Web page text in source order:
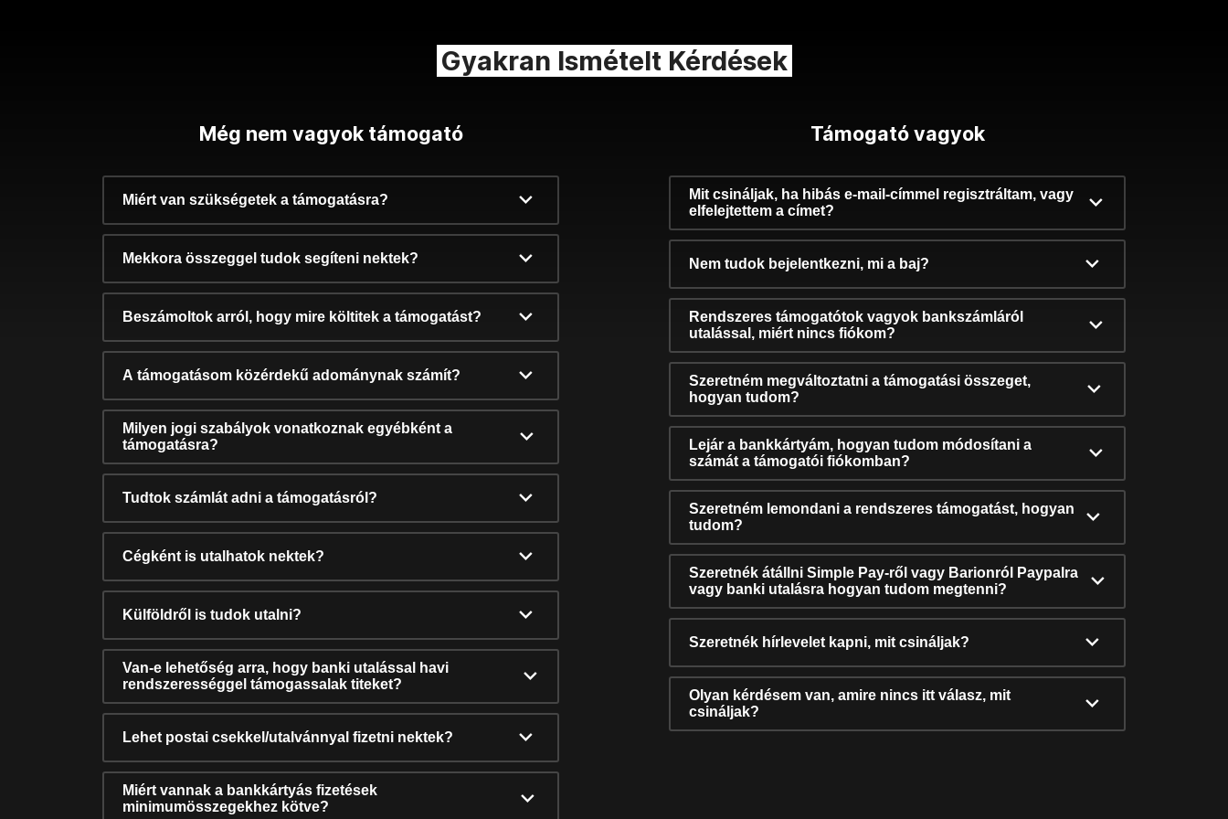
Gyakran Ismételt Kérdések
Még nem vagyok támogató
Miért van szükségetek a támogatásra?
Mekkora összeggel tudok segíteni nektek?
Beszámoltok arról, hogy mire költitek a támogatást?
A támogatásom közérdekű adománynak számít?
Milyen jogi szabályok vonatkoznak egyébként a
támogatásra?
Tudtok számlát adni a támogatásról?
Cégként is utalhatok nektek?
Külföldről is tudok utalni?
Van-e lehetőség arra, hogy banki utalással havi
rendszerességgel támogassalak titeket?
Lehet postai csekkel/utalvánnyal fizetni nektek?
Miért vannak a bankkártyás fizetések
minimumösszegekhez kötve?
Támogató vagyok
Mit csináljak, ha hibás e-mail-címmel regisztráltam, vagy
elfelejtettem a címet?
Nem tudok bejelentkezni, mi a baj?
Rendszeres támogatótok vagyok bankszámláról
utalással, miért nincs fiókom?
Szeretném megváltoztatni a támogatási összeget,
hogyan tudom?
Lejár a bankkártyám, hogyan tudom módosítani a
számát a támogatói fiókomban?
Szeretném lemondani a rendszeres támogatást, hogyan
tudom?
Szeretnék átállni Simple Pay-ről vagy Barionról Paypalra
vagy banki utalásra hogyan tudom megtenni?
Szeretnék hírlevelet kapni, mit csináljak?
Olyan kérdésem van, amire nincs itt válasz, mit
csináljak?